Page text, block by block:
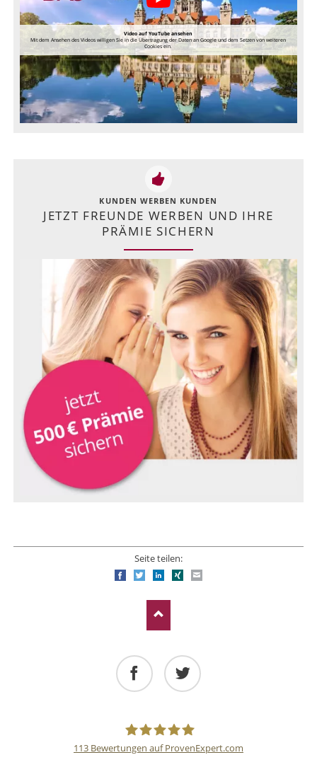
Video auf YouTube ansehen
Mit dem Ansehen des Videos willigen Sie in die Übertragung der Daten an Google und dem Setzen von weiteren
Cookies ein.
KUNDEN WERBEN KUNDEN
JETZT FREUNDE WERBEN UND IHRE
PRÄMIE SICHERN
Seite teilen:
FacebookTwitterLinkedIn
Xing
113 Bewertungen auf ProvenExpert.com